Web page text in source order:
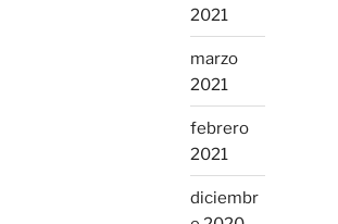
2021
marzo
2021
febrero
2021
diciembr